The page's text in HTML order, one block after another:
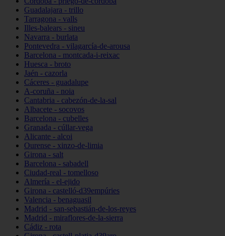
Guadalajara - trillo
Tarragona - valls
Illes-balears - sineu
Navarra - burlata
Pontevedra - vilagarcía-de-arousa
Barcelona - montcada-i-reixac
Huesca - broto
Jaén - cazorla
Cáceres - guadalupe
A-coruña - noia
Cantabria - cabezón-de-la-sal
Albacete - socovos
Barcelona - cubelles
Granada - cúllar-vega
Alicante - alcoi
Ourense - xinzo-de-limia
Girona - salt
Barcelona - sabadell
Ciudad-real - tomelloso
Almería - el-ejido
Girona - castelló-d39empúries
Valencia - benaguasil
Madrid - san-sebastián-de-los-reyes
Madrid - miraflores-de-la-sierra
Cádiz - rota